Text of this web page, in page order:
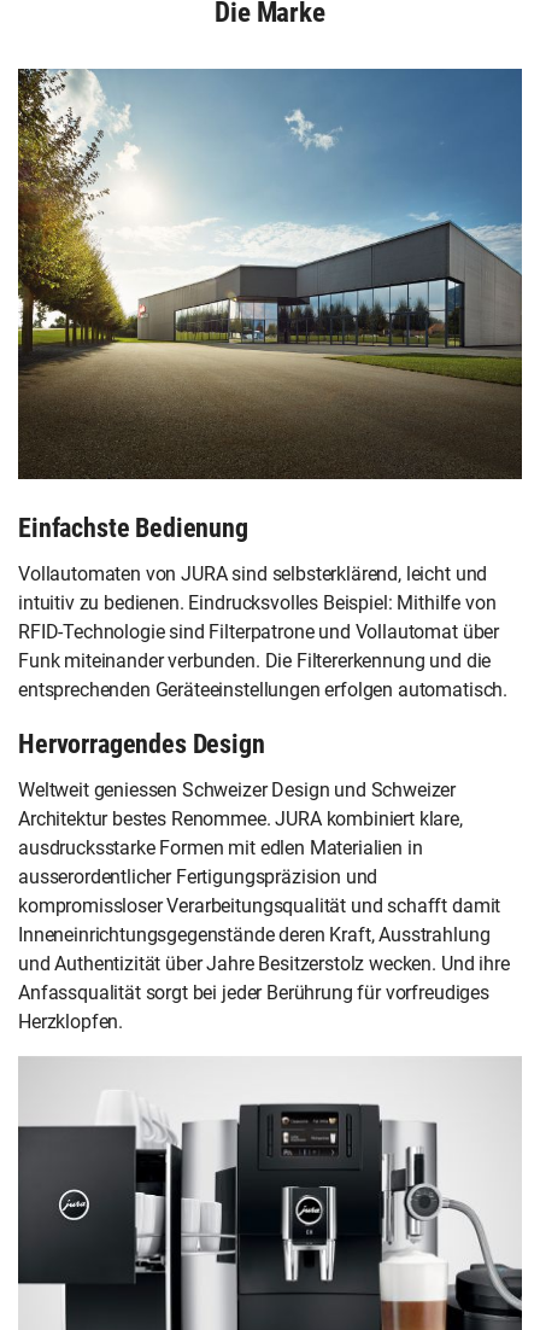
Die Marke
Einfachste Bedienung
Vollautomaten von JURA sind selbsterklärend, leicht und
intuitiv zu bedienen. Eindrucksvolles Beispiel: Mithilfe von
RFID-Technologie sind Filterpatrone und Vollautomat über
Funk miteinander verbunden. Die Filtererkennung und die
entsprechenden Geräteeinstellungen erfolgen automatisch.
Hervorragendes Design
Weltweit geniessen Schweizer Design und Schweizer
Architektur bestes Renommee. JURA kombiniert klare,
ausdrucksstarke Formen mit edlen Materialien in
ausserordentlicher Fertigungspräzision und
kompromissloser Verarbeitungsqualität und schafft damit
Inneneinrichtungsgegenstände deren Kraft, Ausstrahlung
und Authentizität über Jahre Besitzerstolz wecken. Und ihre
Anfassqualität sorgt bei jeder Berührung für vorfreudiges
Herzklopfen.